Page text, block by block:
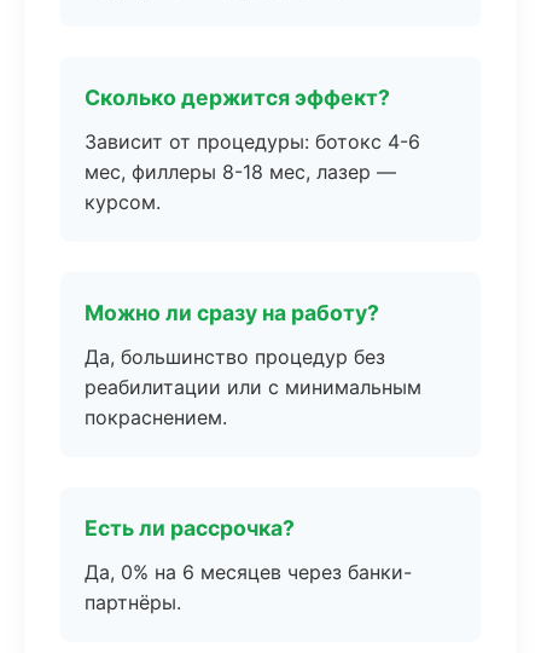
Сколько держится эффект?
Зависит от процедуры: ботокс 4-6
мес, филлеры 8-18 мес, лазер —
курсом.
Можно ли сразу на работу?
Да, большинство процедур без
реабилитации или с минимальным
покраснением.
Есть ли рассрочка?
Да, 0% на 6 месяцев через банки-
партнёры.